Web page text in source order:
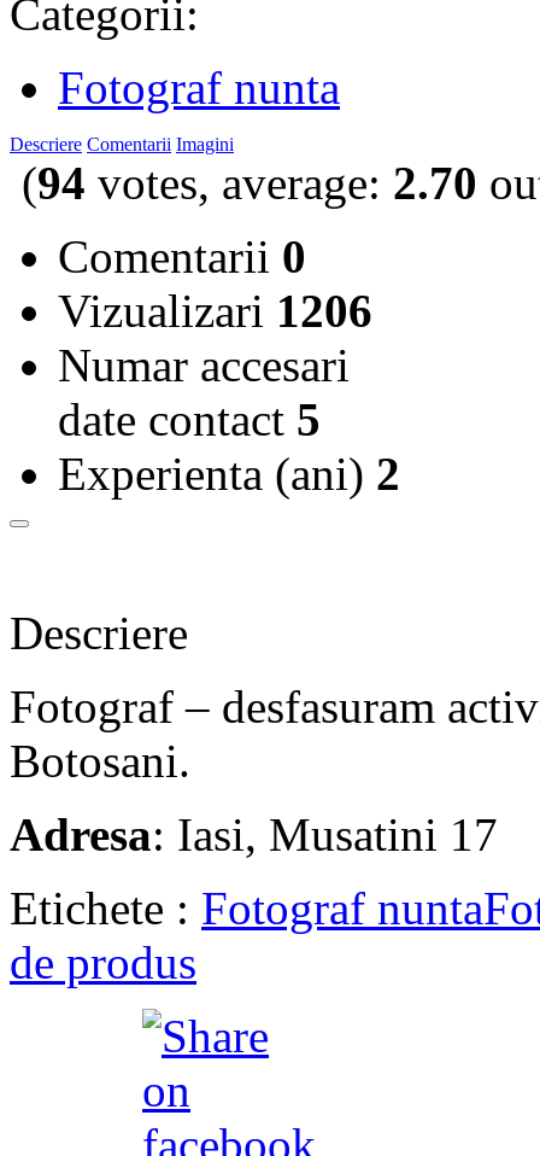
Categorii:
Fotograf nunta
Descriere Comentarii Imagini
(94 votes, average: 2.70
Comentarii 0
Vizualizari 1206
Numar accesari
date contact 5
Experienta (ani) 2
Descriere
Fotograf – desfasuram
Botosani.
Adresa: Iasi, Musatini 17
Etichete : Fotograf nunta
de produs